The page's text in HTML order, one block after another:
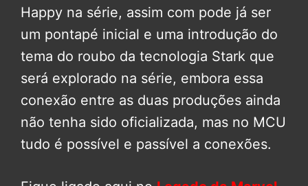
Happy na série, assim com pode já ser
um pontapé inicial e uma introdução do
tema do roubo da tecnologia Stark que
será explorado na série, embora essa
conexão entre as duas produções ainda
não tenha sido oficializada, mas no MCU
tudo é possível e passível a conexões.